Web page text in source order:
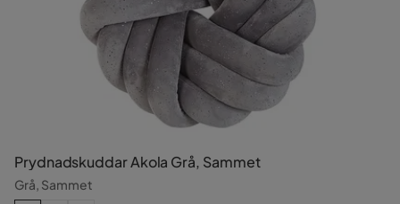
Prydnadskuddar Akola Grå, Sammet
Grå, Sammet